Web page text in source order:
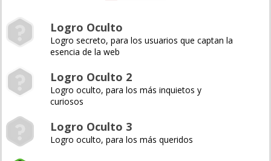
Logro Oculto
Logro secreto, para los usuarios que captan la
esencia de la web
Logro Oculto 2
Logro oculto, para los más inquietos y
curiosos
Logro Oculto 3
Logro oculto, para los más queridos